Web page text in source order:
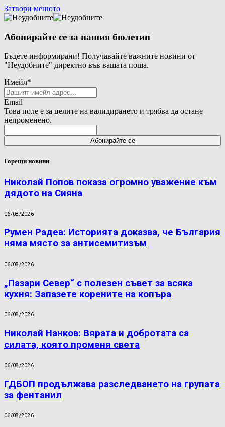
Затвори менюто
Абонирайте се за нашия бюлетин
Бъдете информирани! Получавайте важните новини от
"Неудобните" директно във вашата поща.
Имейл*
Email
Това поле е за целите на валидирането и трябва да остане
непроменено.
Горещи новини
Николай Попов показа огромно уважение към
дядото на Сияна
06/08/2026
Румен Радев: Историята доказва, че България
няма място за антисемитизъм
06/08/2026
„Пазари Север“ с полезен съвет за всяка
кухня: Запазете корените на копъра
06/08/2026
Николай Нанков: Вярата и добротата са
силата, която променя света
06/08/2026
ГДБОП продължава разследването на групата
за фентанил
06/08/2026